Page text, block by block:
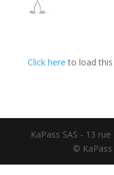
Click here to load this
KaPass SAS - 13
©